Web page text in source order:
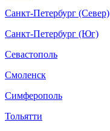
Санкт-Петербург (Север)
Санкт-Петербург (Юг)
Севастополь
Смоленск
Симферополь
Тольятти